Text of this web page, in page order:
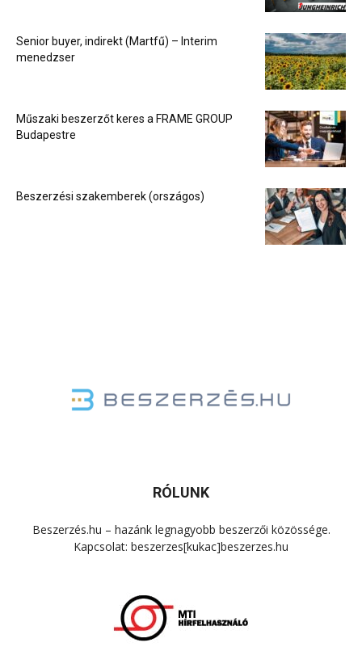
Senior buyer, indirekt (Martfű) – Interim
menedzser
Műszaki beszerzőt keres a FRAME GROUP
Budapestre
Beszerzési szakemberek (országos)
RÓLUNK
Beszerzés.hu – hazánk legnagyobb beszerzői közössége.
Kapcsolat: beszerzes[kukac]beszerzes.hu